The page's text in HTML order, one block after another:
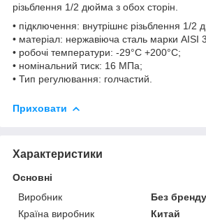
різьблення 1/2 дюйма з обох сторін.
• підключення: внутрішнє різьблення 1/2
• матеріал: нержавіюча сталь марки AISI
• робочі температури: -29°С +200°С;
• номінальний тиск: 16 МПа;
• Тип регулювання: голчастий.
Приховати
Характеристики
Основні
Виробник
Без бренду
Країна виробник
Китай